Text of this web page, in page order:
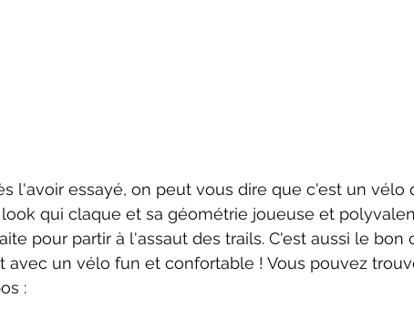
l'avoir essayé, on peut vous dire que c'est un vélo
qui claque et sa géométrie joueuse et
pour partir à l'assaut des trails. C'est aussi le bon
avec un vélo fun et confortable ! Vous pouvez
: